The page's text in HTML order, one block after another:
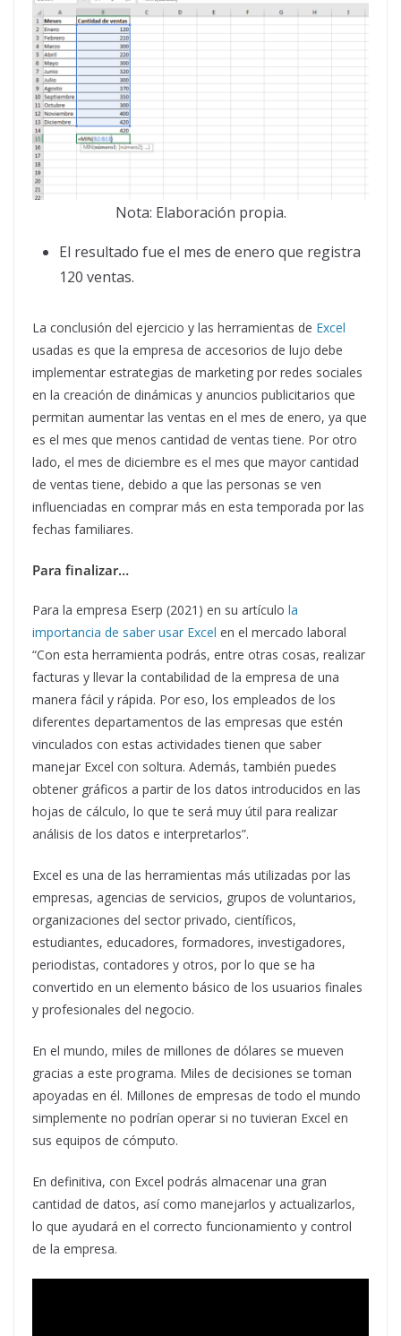
Nota: Elaboración propia.
El resultado fue el mes de enero que registra
120 ventas.
La conclusión del ejercicio y las herramientas de Excel
usadas es que la empresa de accesorios de lujo debe
implementar estrategias de marketing por redes sociales
en la creación de dinámicas y anuncios publicitarios que
permitan aumentar las ventas en el mes de enero, ya que
es el mes que menos cantidad de ventas tiene. Por otro
lado, el mes de diciembre es el mes que mayor cantidad
de ventas tiene, debido a que las personas se ven
influenciadas en comprar más en esta temporada por las
fechas familiares.
Para finalizar…
Para la empresa Eserp (2021) en su artículo la
importancia de saber usar Excel en el mercado laboral
“Con esta herramienta podrás, entre otras cosas, realizar
facturas y llevar la contabilidad de la empresa de una
manera fácil y rápida. Por eso, los empleados de los
diferentes departamentos de las empresas que estén
vinculados con estas actividades tienen que saber
manejar Excel con soltura. Además, también puedes
obtener gráficos a partir de los datos introducidos en las
hojas de cálculo, lo que te será muy útil para realizar
análisis de los datos e interpretarlos”.
Excel es una de las herramientas más utilizadas por las
empresas, agencias de servicios, grupos de voluntarios,
organizaciones del sector privado, científicos,
estudiantes, educadores, formadores, investigadores,
periodistas, contadores y otros, por lo que se ha
convertido en un elemento básico de los usuarios finales
y profesionales del negocio.
En el mundo, miles de millones de dólares se mueven
gracias a este programa. Miles de decisiones se toman
apoyadas en él. Millones de empresas de todo el mundo
simplemente no podrían operar si no tuvieran Excel en
sus equipos de cómputo.
En definitiva, con Excel podrás almacenar una gran
cantidad de datos, así como manejarlos y actualizarlos,
lo que ayudará en el correcto funcionamiento y control
de la empresa.